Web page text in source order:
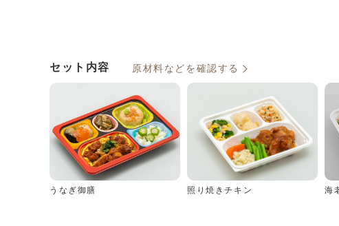
セット内容 原材料などを確認する
うなぎ御膳 照り焼きチキン 海